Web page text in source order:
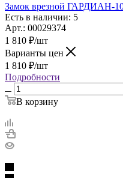
Замок врезной ГАРДИАН-
Есть в наличии: 5
Арт.: 00029374
1 810 ₽/шт
Варианты цен
1 810 ₽/шт
Подробности
В корзину